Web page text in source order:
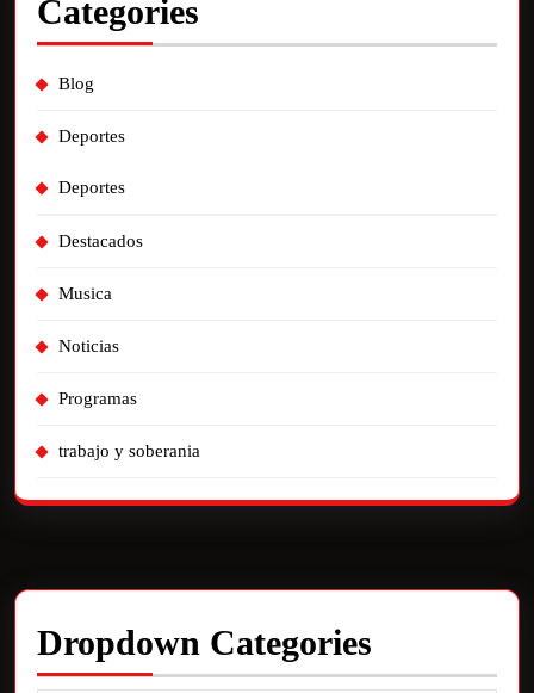
Categories
Blog
Deportes
Deportes
Destacados
Musica
Noticias
Programas
trabajo y soberania
Dropdown Categories